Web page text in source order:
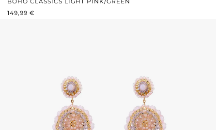
REGULÄRER PREIS:
149,99 €